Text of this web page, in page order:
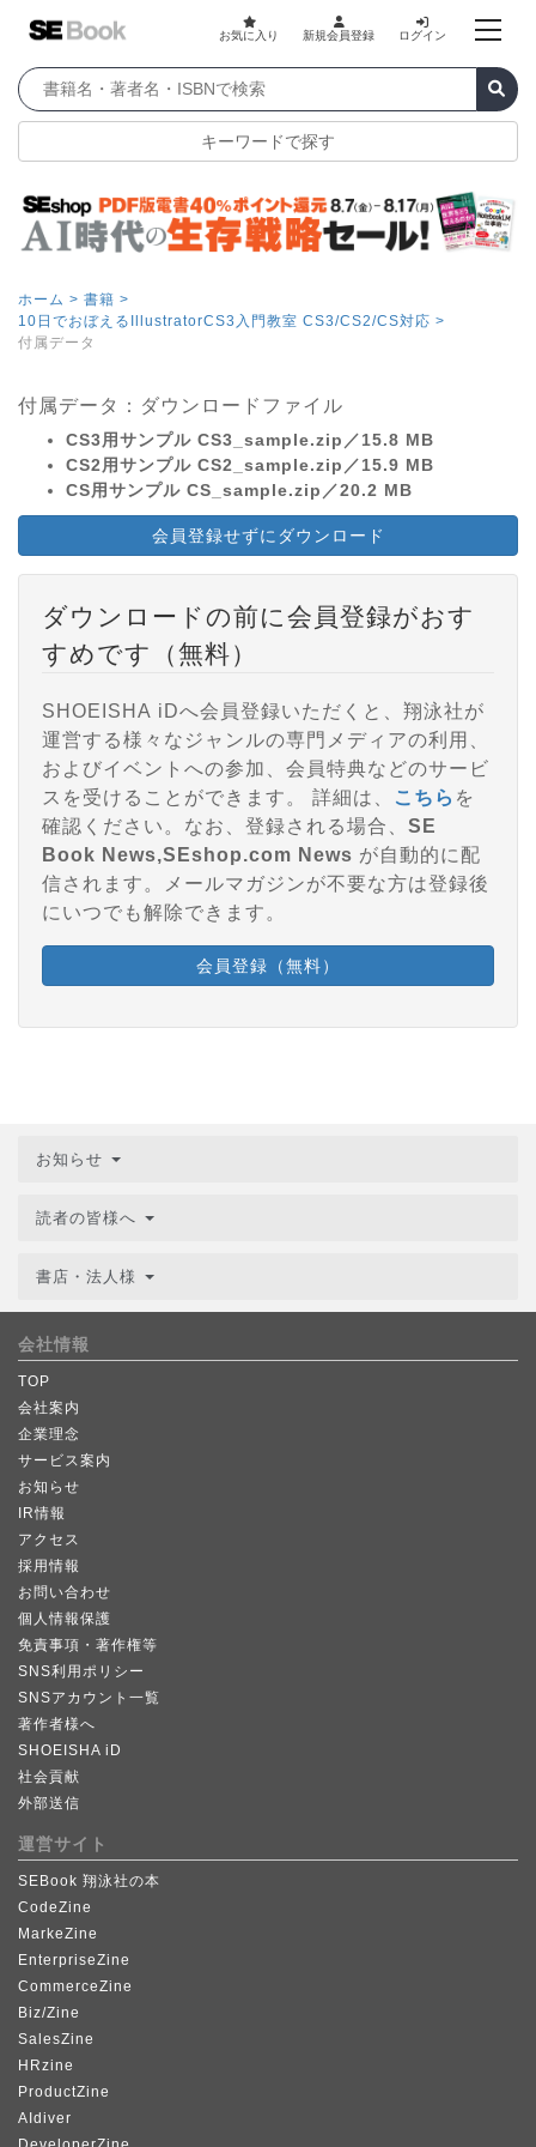
お気に入り 新規会員登録 ログイン
キーワードで探す
ホーム > 書籍 >
10日でおぼえるIllustratorCS3入門教室 CS3/CS2/CS対応 >
付属データ
付属データ：ダウンロードファイル
CS3用サンプル CS3_sample.zip／15.8 MB
CS2用サンプル CS2_sample.zip／15.9 MB
CS用サンプル CS_sample.zip／20.2 MB
会員登録せずにダウンロード
ダウンロードの前に会員登録がおす
すめです（無料）
SHOEISHA iDへ会員登録いただくと、翔泳社が
運営する様々なジャンルの専門メディアの利用、
およびイベントへの参加、会員特典などのサービ
スを受けることができます。 詳細は、
こちら を
確認ください。なお、登録される場合、 SE
Book News,SEshop.com News が自動的に配
信されます。メールマガジンが不要な方は登録後
にいつでも解除できます。
会員登録（無料）
お知らせ
読者の皆様へ
書店・法人様
会社情報
TOP
会社案内
企業理念
サービス案内
お知らせ
IR情報
アクセス
採用情報
お問い合わせ
個人情報保護
免責事項・著作権等
SNS利用ポリシー
SNSアカウント一覧
著作者様へ
SHOEISHA iD
社会貢献
外部送信
運営サイト
SEBook 翔泳社の本
CodeZine
MarkeZine
EnterpriseZine
CommerceZine
Biz/Zine
SalesZine
HRzine
ProductZine
AIdiver